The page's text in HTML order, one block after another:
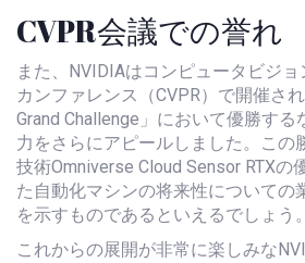
CVPR会議での誉れ
また、NVIDIAはコンピュータビジ
カンファレンス（CVPR）で開催さ
Grand Challenge」において優勝す
力をさらにアピールしました。この
技術Omniverse Cloud Sensor RTXの
た自動化マシンの将来性についての
を示すものであるといえるでしょう。
これからの展開が非常に楽しみな